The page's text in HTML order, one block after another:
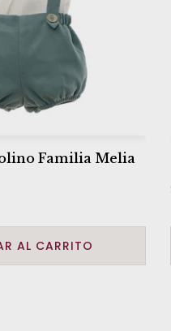
Familia Melia
AL CARRITO